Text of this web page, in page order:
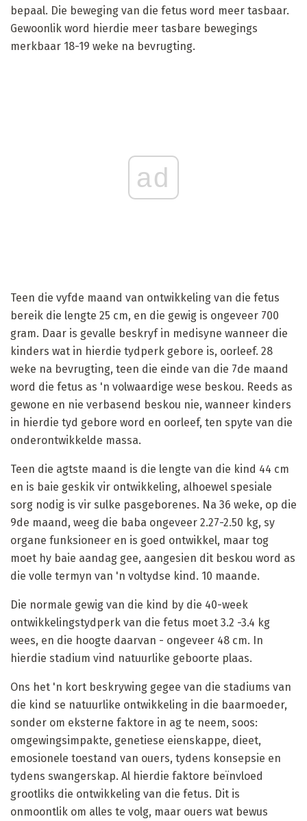
bepaal. Die beweging van die fetus word meer tasbaar.
Gewoonlik word hierdie meer tasbare bewegings
merkbaar 18-19 weke na bevrugting.
ad
Teen die vyfde maand van ontwikkeling van die fetus
bereik die lengte 25 cm, en die gewig is ongeveer 700
gram. Daar is gevalle beskryf in medisyne wanneer die
kinders wat in hierdie tydperk gebore is, oorleef. 28
weke na bevrugting, teen die einde van die 7de maand
word die fetus as 'n volwaardige wese beskou. Reeds as
gewone en nie verbasend beskou nie, wanneer kinders
in hierdie tyd gebore word en oorleef, ten spyte van die
onderontwikkelde massa.
Teen die agtste maand is die lengte van die kind 44 cm
en is baie geskik vir ontwikkeling, alhoewel spesiale
sorg nodig is vir sulke pasgeborenes. Na 36 weke, op die
9de maand, weeg die baba ongeveer 2.27-2.50 kg, sy
organe funksioneer en is goed ontwikkel, maar tog
moet hy baie aandag gee, aangesien dit beskou word as
die volle termyn van 'n voltydse kind. 10 maande.
Die normale gewig van die kind by die 40-week
ontwikkelingstydperk van die fetus moet 3.2 -3.4 kg
wees, en die hoogte daarvan - ongeveer 48 cm. In
hierdie stadium vind natuurlike geboorte plaas.
Ons het 'n kort beskrywing gegee van die stadiums van
die kind se natuurlike ontwikkeling in die baarmoeder,
sonder om eksterne faktore in ag te neem, soos:
omgewingsimpakte, genetiese eienskappe, dieet,
emosionele toestand van ouers, tydens konsepsie en
tydens swangerskap. Al hierdie faktore beïnvloed
grootliks die ontwikkeling van die fetus. Dit is
onmoontlik om alles te volg, maar ouers wat bewus